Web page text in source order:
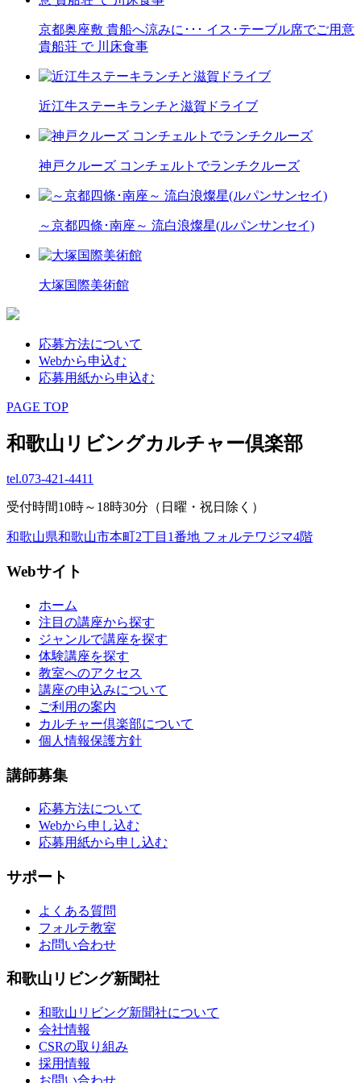
京都奥座敷 貴船へ涼みに･･･ イス･テーブル席でご用意
貴船荘 で 川床食事
近江牛ステーキランチと滋賀ドライブ
神戸クルーズ コンチェルトでランチクルーズ
～京都四條･南座～ 流白浪燦星(ルパンサンセイ)
大塚国際美術館
応募方法について
Webから申込む
応募用紙から申込む
PAGE TOP
和歌山リビングカルチャー倶楽部
tel.073-421-4411
受付時間10時～18時30分（日曜・祝日除く）
和歌山県和歌山市本町2丁目1番地 フォルテワジマ4階
Webサイト
ホーム
注目の講座から探す
ジャンルで講座を探す
体験講座を探す
教室へのアクセス
講座の申込みについて
ご利用の案内
カルチャー倶楽部について
個人情報保護方針
講師募集
応募方法について
Webから申し込む
応募用紙から申し込む
サポート
よくある質問
フォルテ教室
お問い合わせ
和歌山リビング新聞社
和歌山リビング新聞社について
会社情報
CSRの取り組み
採用情報